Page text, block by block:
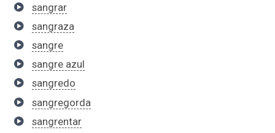
sangrar
sangraza
sangre
sangre azul
sangredo
sangregorda
sangrentar